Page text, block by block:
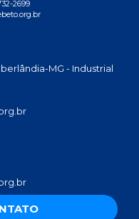
2699
MG - Industrial